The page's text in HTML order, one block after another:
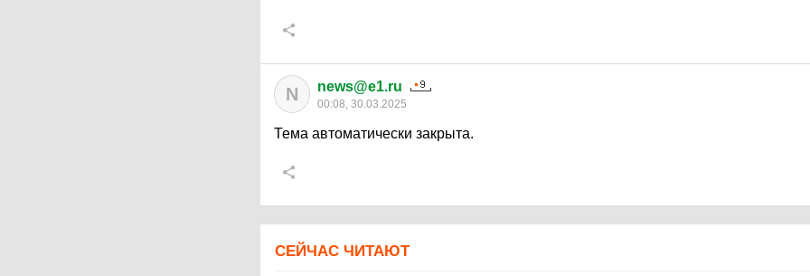
N news@e1.ru
00:08, 30.03.2025
Тема автоматически закрыта.
СЕЙЧАС ЧИТАЮТ